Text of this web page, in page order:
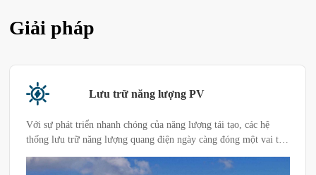
Giải pháp
Lưu trữ năng lượng PV
Với sự phát triển nhanh chóng của năng lượng tái tạo, các hệ
thống lưu trữ năng lượng quang điện ngày càng đóng một vai trò
này cần được duy trì hoạt động hiệu quả trong nhiều điều kiện